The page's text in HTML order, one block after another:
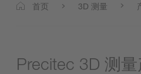
首页 3D 测量
Precitec 3D 测